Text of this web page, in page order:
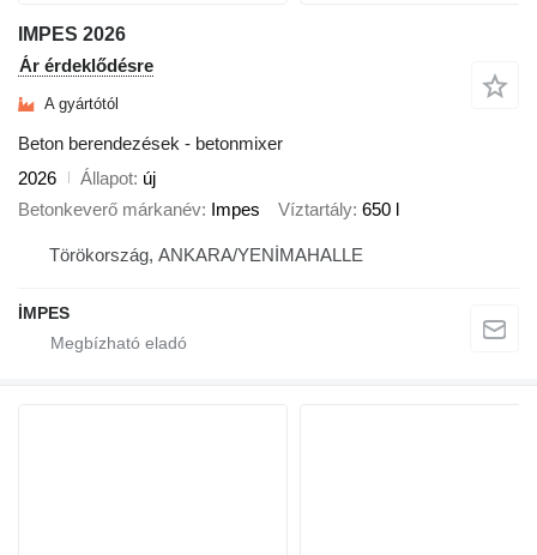
IMPES 2026
Ár érdeklődésre
A gyártótól
Beton berendezések - betonmixer
2026
Állapot új
Betonkeverő márkanév Impes Víztartály 650 l
Törökország, ANKARA/YENİMAHALLE
İMPES